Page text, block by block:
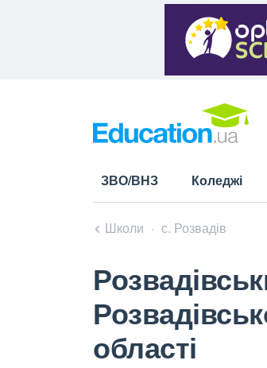
ЗВО/ВНЗ Коледжі
Школи с. Розвадів
області